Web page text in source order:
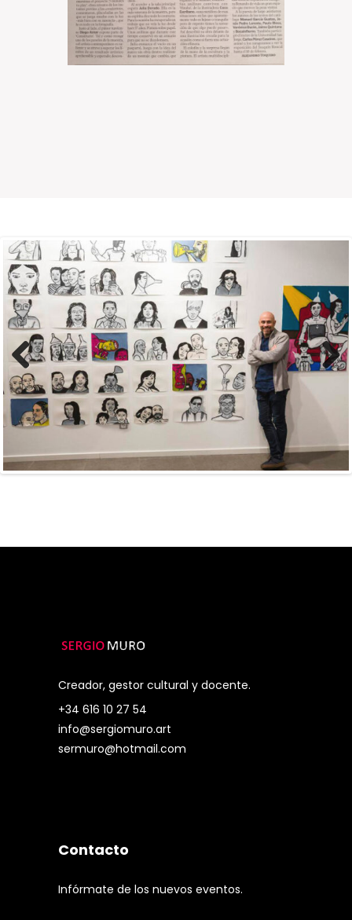
Previous
Creador, gestor cultural y docente.
+34 616 10 27 54
info@sergiomuro.art
sermuro@hotmail.com
Contacto
Infórmate de los nuevos eventos.